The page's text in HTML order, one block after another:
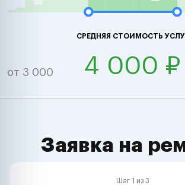
СРЕДНЯЯ СТОИМОСТЬ
от 3 000 4 000 ₽
Заявка на
Шаг 1 из 3